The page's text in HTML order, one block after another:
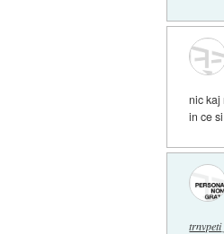
nic kaj
in ce
trnvpeti